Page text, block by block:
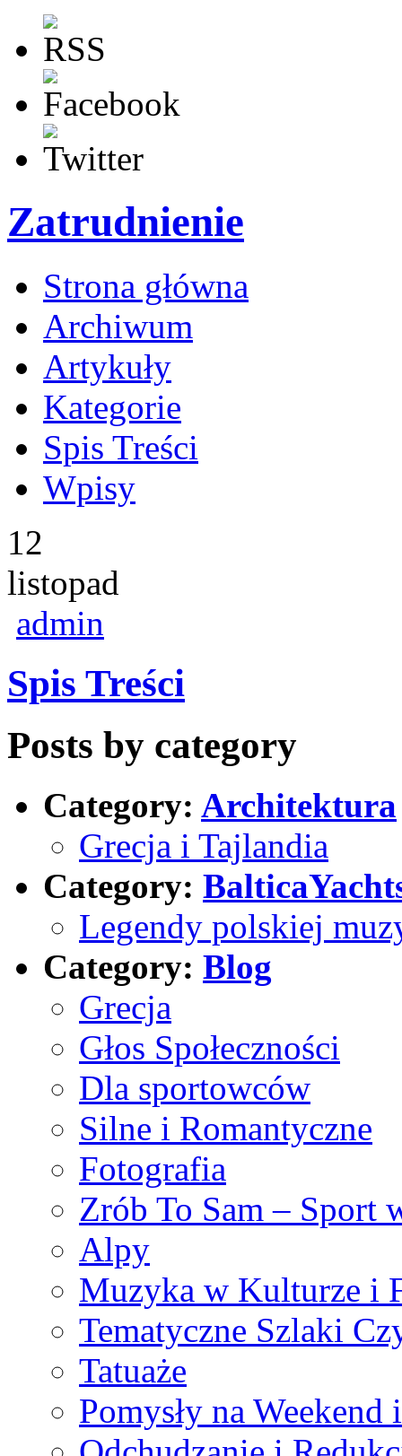
Zatrudnienie
Strona główna
Archiwum
Artykuły
Kategorie
Spis Treści
Wpisy
12
listopad
admin
Spis Treści
Posts by category
Category: Architektura
Grecja i Tajlandia
Category:
Legendy polskiej
Category: Blog
Grecja
Głos Społeczności
Dla sportowców
Silne i Romantyczne
Fotografia
Zrób To Sam – Sport
Alpy
Muzyka w Kulturze i
Tematyczne Szlaki
Tatuaże
Pomysły na